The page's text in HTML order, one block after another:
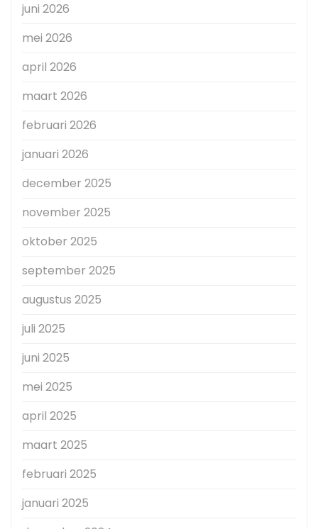
juni 2026
mei 2026
april 2026
maart 2026
februari 2026
januari 2026
december 2025
november 2025
oktober 2025
september 2025
augustus 2025
juli 2025
juni 2025
mei 2025
april 2025
maart 2025
februari 2025
januari 2025